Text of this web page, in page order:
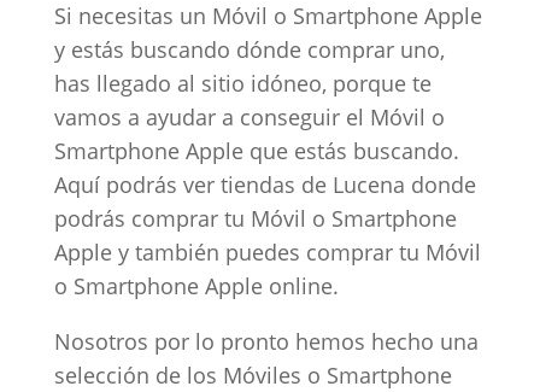
Si necesitas un Móvil o Smartphone Apple
y estás buscando dónde comprar uno,
has llegado al sitio idóneo, porque te
vamos a ayudar a conseguir el Móvil o
Smartphone Apple que estás buscando.
Aquí podrás ver tiendas de Lucena donde
podrás comprar tu Móvil o Smartphone
Apple y también puedes comprar tu Móvil
o Smartphone Apple online.
Nosotros por lo pronto hemos hecho una
selección de los Móviles o Smartphone